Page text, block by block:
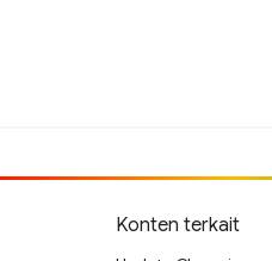
Konten terkait